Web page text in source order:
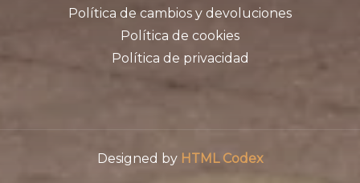
Política de cambios y devoluciones
Política de cookies
Política de privacidad
Designed by HTML Codex